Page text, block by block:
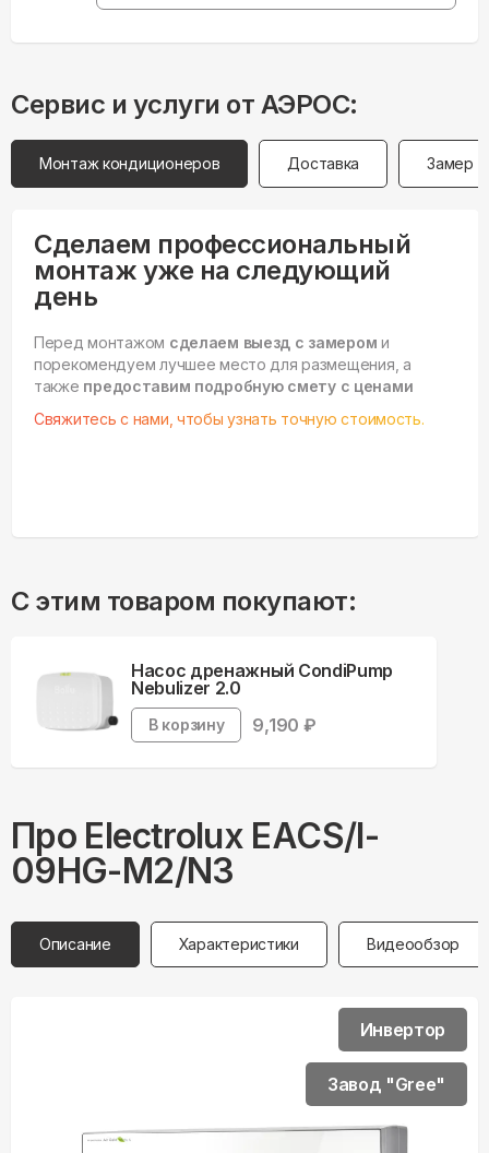
Сервис и услуги от АЭРОС:
Монтаж кондиционеров Доставка Замер
Сделаем профессиональный
монтаж уже на следующий
день
Перед монтажом сделаем выезд с замером и
порекомендуем лучшее место для размещения, а
также предоставим подробную смету с ценами
Свяжитесь с нами, чтобы узнать точную стоимость.
С этим товаром покупают:
Насос дренажный CondiPump
Nebulizer 2.0
В корзину 9,190 ₽
Про Electrolux EACS/I-
09HG-M2/N3
Описание Характеристики Видеообзор
Инвертор
Завод "Gree"